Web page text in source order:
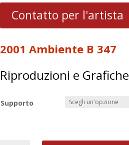
Contatto per l'artista
2001 Ambiente B 347
Riproduzioni e Grafiche
Supporto